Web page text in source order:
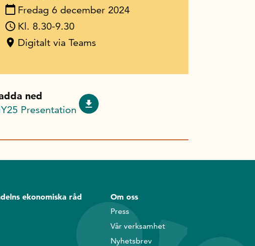
Fredag 6 december 2024
Kl. 8.30-9.30
Digitalt via Teams
ned
Presentation
ekonomiska råd Om oss
Press
Vår verksamhet
Nyhetsbrev